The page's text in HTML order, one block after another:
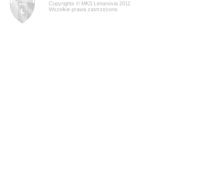
Copyrights © MKS Limanovia 2011
Wszelkie prawa zastrzeżone.